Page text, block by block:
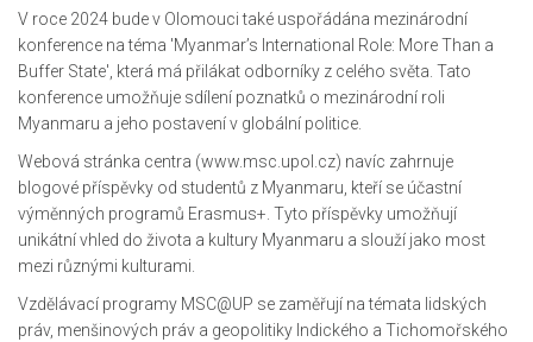
V roce 2024 bude v Olomouci také uspořádána mezinárodní
konference na téma 'Myanmar’s International Role: More Than a
Buffer State', která má přilákat odborníky z celého světa. Tato
konference umožňuje sdílení poznatků o mezinárodní roli
Myanmaru a jeho postavení v globální politice.
Webová stránka centra (www.msc.upol.cz) navíc zahrnuje
blogové příspěvky od studentů z Myanmaru, kteří se účastní
výměnných programů Erasmus+. Tyto příspěvky umožňují
unikátní vhled do života a kultury Myanmaru a slouží jako most
mezi různými kulturami.
Vzdělávací programy MSC@UP se zaměřují na témata lidských
práv, menšinových práv a geopolitiky Indického a Tichomořského